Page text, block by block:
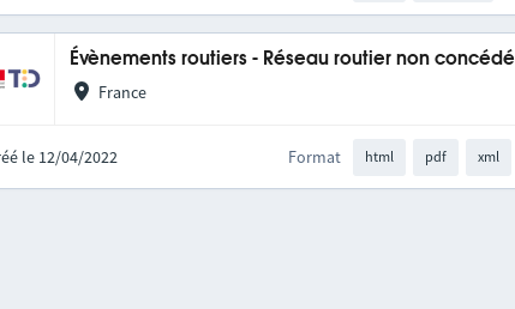
Évènements routiers - Réseau routier non concédé
France
le 12/04/2022 Format html pdf xml